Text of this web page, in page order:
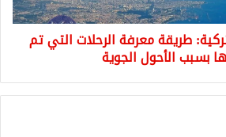
طريقة معرفة الرحلات التي تم
بسبب الأحول الجوية